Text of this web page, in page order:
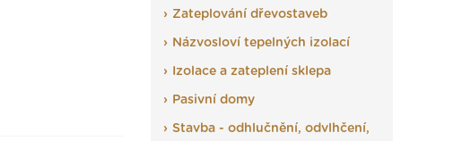
Zateplování dřevostaveb
Názvosloví tepelných izolací
Izolace a zateplení sklepa
Pasivní domy
Stavba - odhlučnění, odvlhčení,